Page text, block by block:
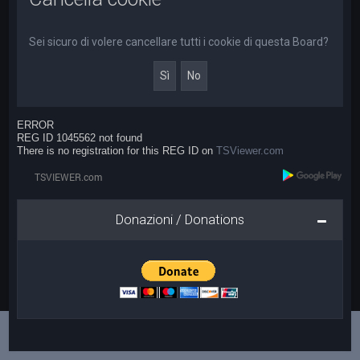
Sei sicuro di volere cancellare tutti i cookie di questa Board?
ERROR
REG ID 1045562 not found
There is no registration for this REG ID onTSViewer.com
Donazioni / Donations